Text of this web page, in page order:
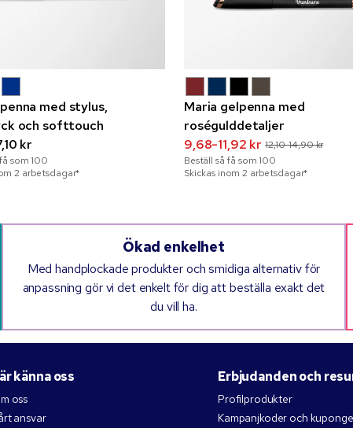
med stylus,
och softtouch
kr
som 100
2 arbetsdagar*
Maria gelpenna med
roségulddetaljer
9,68-11,92 kr 12,10-14,90 kr
Beställ så få som 100
Skickas inom 2 arbetsdagar*
Ökad enkelhet
Med handplockade produkter och smidiga alternativ för
anpassning gör vi det enkelt för dig att beställa exakt det
du vill ha.
känna oss
oss
ansvar
Erbjudanden och
Profilprodukter
Kampanjkoder och